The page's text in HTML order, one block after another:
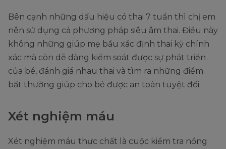
Bên cạnh những dấu hiệu có thai 7 tuần thì chị em
nên sử dụng cả phương pháp siêu âm thai. Điều này
không những giúp mẹ bầu xác định thai kỳ chính
xác mà còn dễ dàng kiểm soát được sự phát triển
của bé, đánh giá nhau thai và tìm ra những điểm
bất thường giúp cho bé được an toàn tuyệt đối.
Xét nghiệm máu
Xét nghiệm máu thực chất là cuộc kiểm tra nồng